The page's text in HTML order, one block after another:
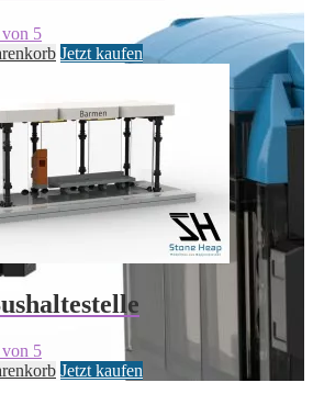
von 5
Jetzt kaufen
von 5
Jetzt kaufen